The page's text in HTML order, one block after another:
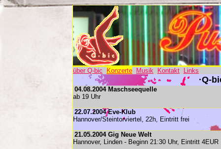
über Q-bic Konzerte Musik Kontakt Links
·Q-
04.08.2004 Maschseequelle
ab 19 Uhr
22.07.2004 Eve-Klub
Hannover/Steintorviertel, 22h, Eintritt frei
21.05.2004 Gig Neue Welt
Hannover, Linden - Beginn 21:30 Uhr, Eintritt 4EUR